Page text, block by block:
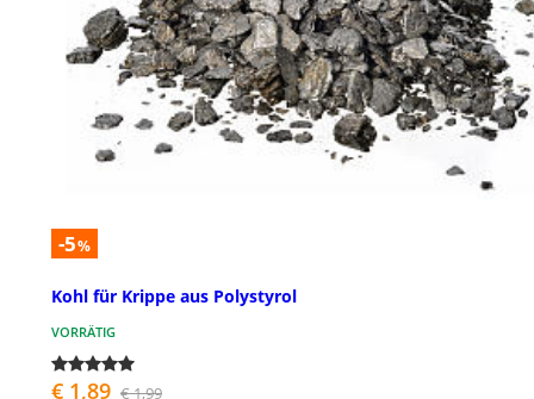
-5%
Kohl für Krippe aus Polystyrol
VORRÄTIG
€ 1,89 € 1,99